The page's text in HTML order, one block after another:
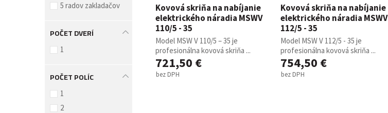
5 radov zakladačov
POČET DVERÍ
1
POČET POLÍC
1
2
Kovová skriňa na nabíjanie
elektrického náradia MSWV
110/5 - 35
Model MSW V 110/5 – 35 je
profesionálna kovová skriňa ...
721,50 €
bez DPH
Kovová skriňa na nabíjanie
elektrického náradia MSWV
112/5 - 35
Model MSW V 112/5 - 35 je
profesionálna kovová skriňa ...
754,50 €
bez DPH